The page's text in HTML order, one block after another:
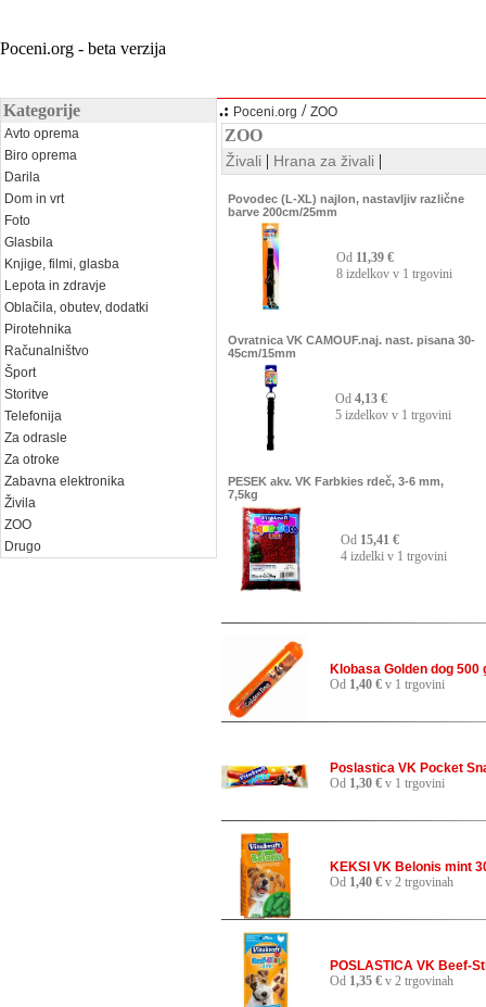
Poceni.org - beta verzija
Kategorije
Avto oprema
Biro oprema
Darila
Dom in vrt
Foto
Glasbila
Knjige, filmi, glasba
Lepota in zdravje
Oblačila, obutev, dodatki
Pirotehnika
Računalništvo
Šport
Storitve
Telefonija
Za odrasle
Za otroke
Zabavna elektronika
Živila
ZOO
Drugo
.: Poceni.org / ZOO
ZOO
Živali | Hrana za živali |
Povodec (L-XL) najlon, nastavljiv različne
barve 200cm/25mm
Od 11,39 €
8 izdelkov v 1 trgovini
Ovratnica VK CAMOUF.naj. nast. pisana 30-
45cm/15mm
Od 4,13 €
5 izdelkov v 1 trgovini
PESEK akv. VK Farbkies rdeč, 3-6 mm,
7,5kg
Od 15,41 €
4 izdelki v 1 trgovini
Klobasa Golden dog 500
Od 1,40 € v 1 trgovini
Poslastica VK Pocket
Od 1,30 € v 1 trgovini
KEKSI VK Belonis mint
Od 1,40 € v 2 trgovinah
POSLASTICA VK Beef-
Od 1,35 € v 2 trgovinah